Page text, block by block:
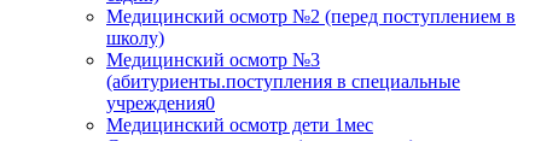
Медицинский осмотр №2 (перед поступлением в
школу)
Медицинский осмотр №3
(абитуриенты.поступления в специальные
учреждения0
Медицинский осмотр дети 1мес